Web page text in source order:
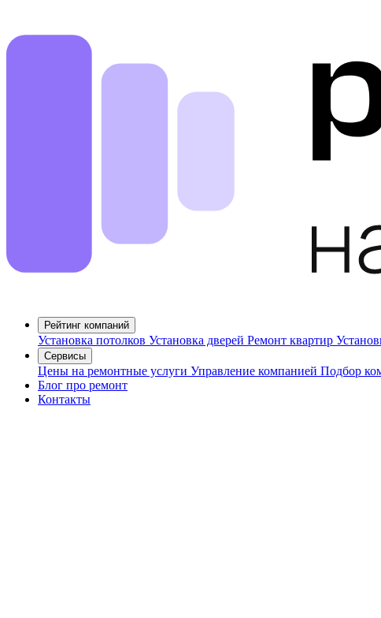
Рейтинг компаний
Установка потолков Установка дверей Ремонт квартир
Сервисы
Цены на ремонтные услуги Управление компанией Подбор
Блог про ремонт
Контакты